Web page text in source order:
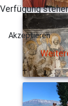
Verfügung
Akzeptieren